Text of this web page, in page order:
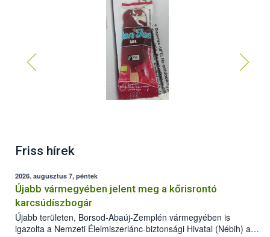
Friss hírek
2026. augusztus 7, péntek
Újabb vármegyében jelent meg a kőrisrontó
karcsúdíszbogár
Újabb területen, Borsod-Abaúj-Zemplén vármegyében is
igazolta a Nemzeti Élelmiszerlánc-biztonsági Hivatal (Nébih) a